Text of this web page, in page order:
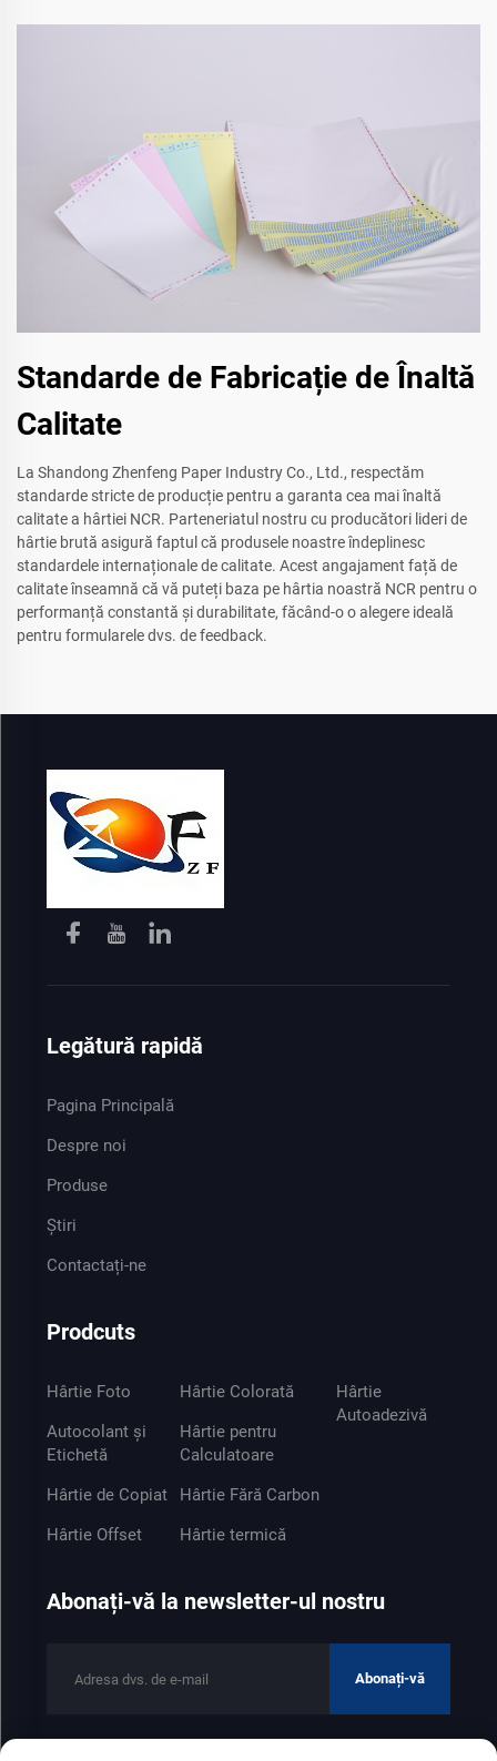
Standarde de Fabricație de Înaltă
Calitate
La Shandong Zhenfeng Paper Industry Co., Ltd., respectăm
standarde stricte de producție pentru a garanta cea mai înaltă
calitate a hârtiei NCR. Parteneriatul nostru cu producători lideri de
hârtie brută asigură faptul că produsele noastre îndeplinesc
standardele internaționale de calitate. Acest angajament față de
calitate înseamnă că vă puteți baza pe hârtia noastră NCR pentru o
performanță constantă și durabilitate, făcând-o o alegere ideală
pentru formularele dvs. de feedback.
Legătură rapidă
Pagina Principală
Despre noi
Produse
Știri
Contactați-ne
Prodcuts
Hârtie Foto
Autocolant și
Etichetă
Hârtie de Copiat
Hârtie Offset
Hârtie Colorată
Hârtie pentru
Calculatoare
Hârtie Fără Carbon
Hârtie termică
Hârtie
Autoadezivă
Abonați-vă la newsletter-ul nostru
Abonați-vă